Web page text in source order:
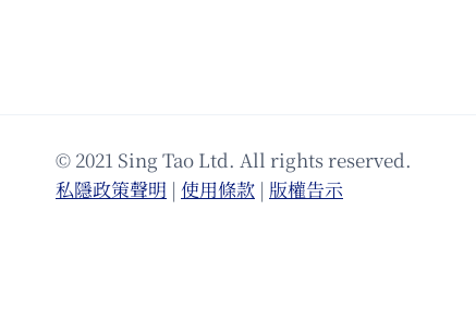
© 2021 Sing Tao Ltd. All rights reserved.
私隱政策聲明 | 使⽤條款 | 版權告⽰